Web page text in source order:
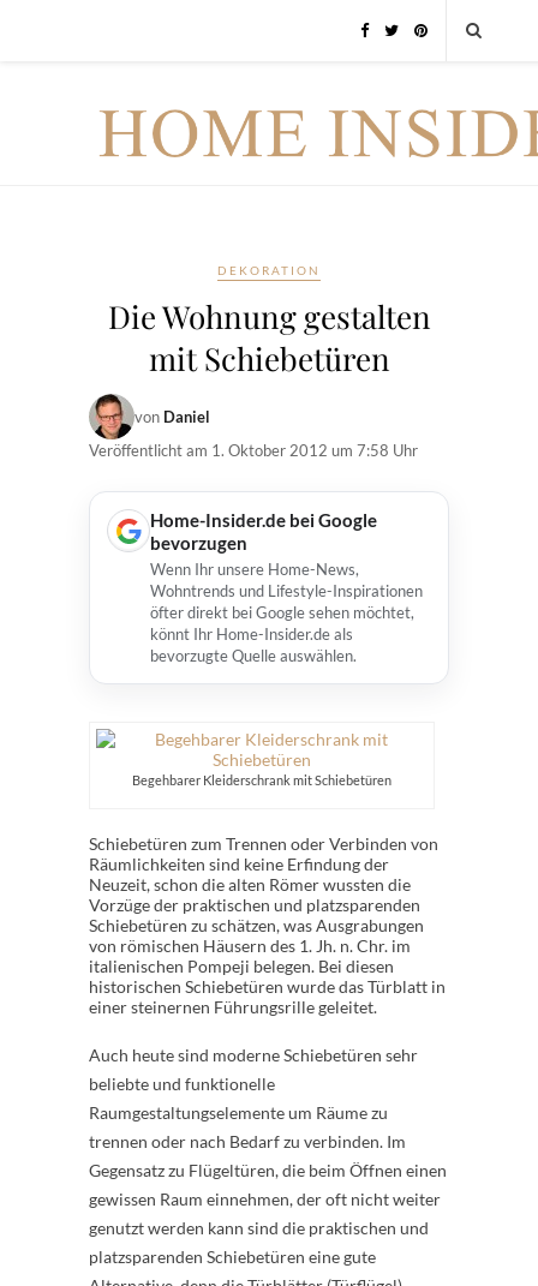
DEKORATION
Die Wohnung gestalten
mit Schiebetüren
von Daniel
Veröffentlicht am 1. Oktober 2012 um 7:58 Uhr
Home-Insider.de bei Google
bevorzugen
Wenn Ihr unsere Home-News,
Wohntrends und Lifestyle-Inspirationen
öfter direkt bei Google sehen möchtet,
könnt Ihr Home-Insider.de als
bevorzugte Quelle auswählen.
Begehbarer Kleiderschrank mit Schiebetüren
Schiebetüren zum Trennen oder Verbinden von
Räumlichkeiten sind keine Erfindung der
Neuzeit, schon die alten Römer wussten die
Vorzüge der praktischen und platzsparenden
Schiebetüren zu schätzen, was Ausgrabungen
von römischen Häusern des 1. Jh. n. Chr. im
italienischen Pompeji belegen. Bei diesen
historischen Schiebetüren wurde das Türblatt in
einer steinernen Führungsrille geleitet.
Auch heute sind moderne Schiebetüren sehr
beliebte und funktionelle
Raumgestaltungselemente um Räume zu
trennen oder nach Bedarf zu verbinden. Im
Gegensatz zu Flügeltüren, die beim Öffnen einen
gewissen Raum einnehmen, der oft nicht weiter
genutzt werden kann sind die praktischen und
platzsparenden Schiebetüren eine gute